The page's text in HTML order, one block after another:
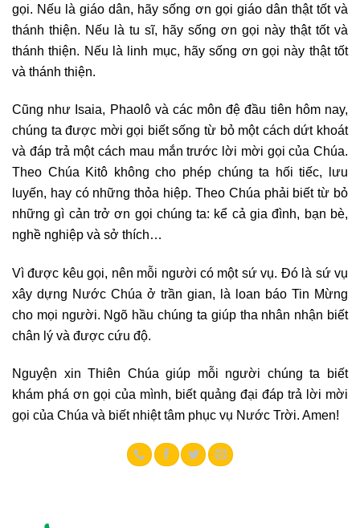
gọi. Nếu là giáo dân, hãy sống ơn gọi giáo dân thật tốt và
thánh thiện. Nếu là tu sĩ, hãy sống ơn gọi này thật tốt và
thánh thiện. Nếu là linh mục, hãy sống ơn gọi này thật tốt
và thánh thiện.
Cũng như Isaia, Phaolô và các môn đệ đầu tiên hôm nay,
chúng ta được mời gọi biết sống từ bỏ một cách dứt khoát
và đáp trả một cách mau mắn trước lời mời gọi của Chúa.
Theo Chúa Kitô không cho phép chúng ta hối tiếc, lưu
luyến, hay có những thỏa hiệp. Theo Chúa phải biết từ bỏ
những gì cản trở ơn gọi chúng ta: kể cả gia đình, bạn bè,
nghề nghiệp và sở thích…
Vì được kêu gọi, nên mỗi người có một sứ vụ. Đó là sứ vụ
xây dựng Nước Chúa ở trần gian, là loan báo Tin Mừng
cho mọi người. Ngõ hầu chúng ta giúp tha nhân nhận biết
chân lý và được cứu độ.
Nguyện xin Thiên Chúa giúp mỗi người chúng ta biết
khám phá ơn gọi của mình, biết quảng đại đáp trả lời mời
gọi của Chúa và biết nhiệt tâm phục vụ Nước Trời. Amen!